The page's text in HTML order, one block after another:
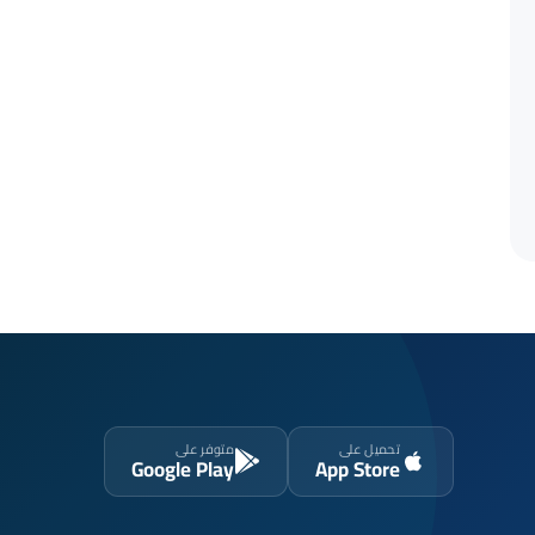
تحميل على
App Store
متوفر على
Google Play